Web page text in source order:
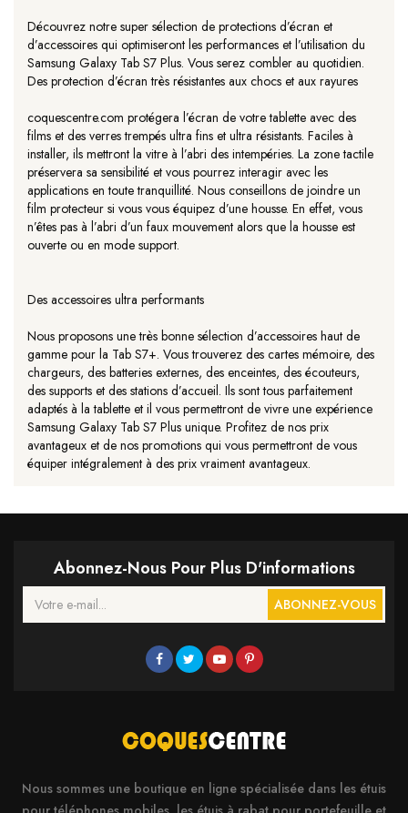
Découvrez notre super sélection de protections d’écran et
d’accessoires qui optimiseront les performances et l’utilisation du
Samsung Galaxy Tab S7 Plus. Vous serez combler au quotidien.
Des protection d’écran très résistantes aux chocs et aux rayures
coquescentre.com protégera l’écran de votre tablette avec des
films et des verres trempés ultra fins et ultra résistants. Faciles à
installer, ils mettront la vitre à l’abri des intempéries. La zone tactile
préservera sa sensibilité et vous pourrez interagir avec les
applications en toute tranquillité. Nous conseillons de joindre un
film protecteur si vous vous équipez d’une housse. En effet, vous
n’êtes pas à l’abri d’un faux mouvement alors que la housse est
ouverte ou en mode support.
Des accessoires ultra performants
Nous proposons une très bonne sélection d’accessoires haut de
gamme pour la Tab S7+. Vous trouverez des cartes mémoire, des
chargeurs, des batteries externes, des enceintes, des écouteurs,
des supports et des stations d’accueil. Ils sont tous parfaitement
adaptés à la tablette et il vous permettront de vivre une expérience
Samsung Galaxy Tab S7 Plus unique. Profitez de nos prix
avantageux et de nos promotions qui vous permettront de vous
équiper intégralement à des prix vraiment avantageux.
Abonnez-Nous Pour Plus D'informations
ABONNEZ-VOUS
Nous sommes une boutique en ligne spécialisée dans les étuis